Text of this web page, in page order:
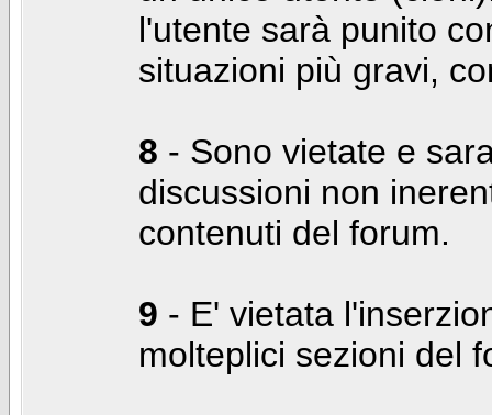
l'utente sarà punito
situazioni più gravi,
8 - Sono vietate e
discussioni non
contenuti del forum.
9 - E' vietata
molteplici sezioni del